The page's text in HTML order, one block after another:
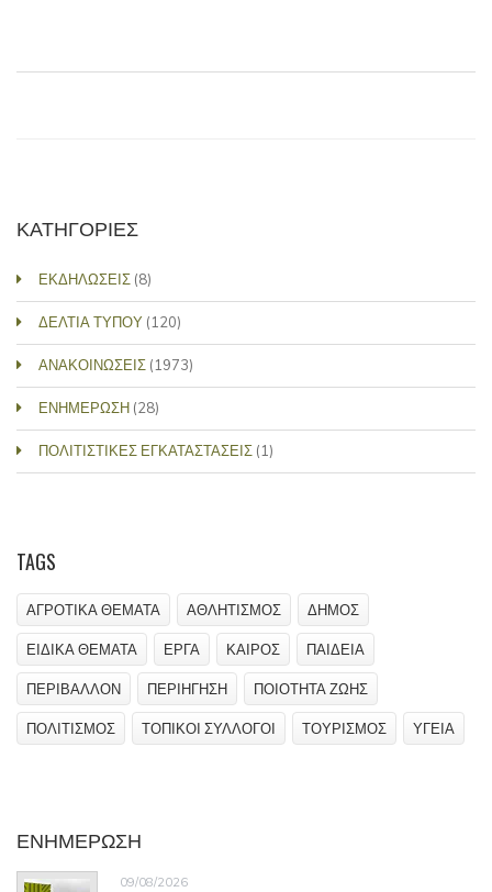
ΚΑΤΗΓΟΡΙΕΣ
ΕΚΔΗΛΩΣΕΙΣ (8)
ΔΕΛΤΙΑ ΤΥΠΟΥ (120)
ΑΝΑΚΟΙΝΩΣΕΙΣ (1973)
ΕΝΗΜΕΡΩΣΗ (28)
ΠΟΛΙΤΙΣΤΙΚΕΣ ΕΓΚΑΤΑΣΤΑΣΕΙΣ (1)
TAGS
ΑΓΡΟΤΙΚΑ ΘΕΜΑΤΑ ΑΘΛΗΤΙΣΜΟΣ ΔΗΜΟΣ
ΕΙΔΙΚΑ ΘΕΜΑΤΑ ΕΡΓΑ ΚΑΙΡΟΣ ΠΑΙΔΕΙΑ
ΠΕΡΙΒΑΛΛΟΝ ΠΕΡΙΗΓΗΣΗ ΠΟΙΟΤΗΤΑ ΖΩΗΣ
ΠΟΛΙΤΙΣΜΟΣ ΤΟΠΙΚΟΙ ΣΥΛΛΟΓΟΙ ΤΟΥΡΙΣΜΟΣ ΥΓΕΙΑ
ΕΝΗΜΕΡΩΣΗ
09/08/2026